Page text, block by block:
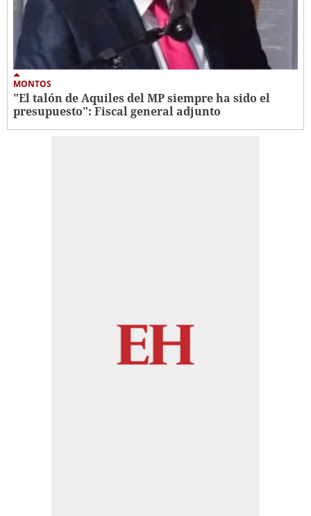
MONTOS
"El talón de Aquiles del MP siempre ha sido el
presupuesto": Fiscal general adjunto